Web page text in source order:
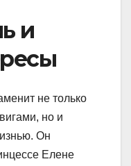
и
не только
но и
Он
Елене